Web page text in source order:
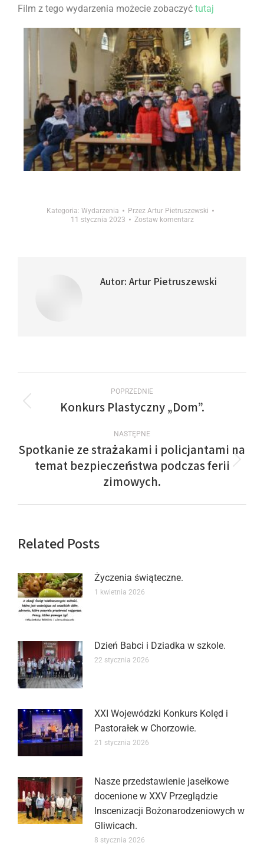
Film z tego wydarzenia możecie zobaczyć tutaj
Kategoria: Wydarzenia Przez Artur Pietruszewski
11 stycznia 2023
Zostaw komentarz
Autor: Artur Pietruszewski
POPRZEDNIE
Konkurs Plastyczny „Dom”.
NASTĘPNE
Spotkanie ze strażakami i policjantami na
temat bezpieczeństwa podczas ferii
zimowych.
Related Posts
Życzenia świąteczne.
1 kwietnia 2026
Dzień Babci i Dziadka w szkole.
22 stycznia 2026
XXI Wojewódzki Konkurs Kolęd i
Pastorałek w Chorzowie.
21 stycznia 2026
Nasze przedstawienie jasełkowe
docenione w XXV Przeglądzie
Inscenizacji Bożonarodzeniowych w
Gliwicach.
8 stycznia 2026